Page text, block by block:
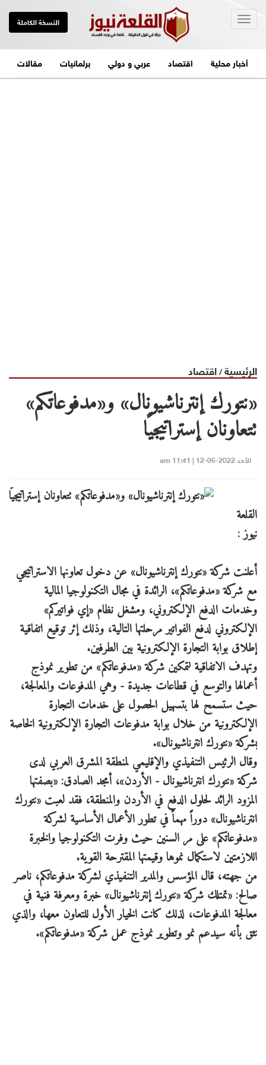
النسخة الكاملة
أخبار محلية اقتصاد عربي و دولي برلمانيات مقالات
الرئيسية/اقتصاد
«نتورك إنترناشيونال» و«مدفوعاتكم»
تتعاونان إستراتيجيًا
الأحد 2022-06-12 | 11:41 am
القلعة
نيوز :
أعلنت شركة «نتورك إنترناشيونال» عن دخول تعاونها الاستراتيجي
مع شركة «مدفوعاتكم»، الرائدة في مجال التكنولوجيا المالية
وخدمات الدفع الإلكتروني، ومشغل نظام «إي فواتيركم»
الإلكتروني لدفع الفواتير مرحلتها التالية، وذلك إثر توقيع اتفاقية
إطلاق بوابة التجارة الإلكترونية بين الطرفين.
وتهدف الاتفاقية لتمكين شركة «مدفوعاتكم» من تطوير نموذج
أعمالها والتوسع في قطاعات جديدة - وهي المدفوعات والمعالجة،
حيث ستسمح لها بتسهيل الحصول على خدمات التجارة
الإلكترونية من خلال بوابة مدفوعات التجارة الإلكترونية الخاصة
بشركة «نتورك انترناشيونال».
وقال الرئيس التنفيذي والإقليمي لمنطقة المشرق العربي لدى
شركة «نتورك انترناشيونال - الأردن»، أمجد الصادق: «بصفتها
المزود الرائد لحلول الدفع في الأردن والمنطقة، فقد لعبت «نتورك
انترناشيونال» دوراً مهماً في تطور الأعمال الأساسية لشركة
«مدفوعاتكم» على مر السنين حيث وفرت التكنولوجيا والخبرة
اللازمتين لاستكمال نموها وقيمتها المقترحة القوية.
من جهته، قال المؤسس والمدير التنفيذي لشركة مدفوعاتكم، ناصر
صالح: «تمتلك شركة «نتورك إنترناشيونال» خبرة ومعرفة فنية في
معالجة المدفوعات، لذلك كانت الخيار الأول للتعاون معها، والذي
نثق بأنه سيدعم نمو وتطوير نموذج عمل شركة «مدفوعاتكم».